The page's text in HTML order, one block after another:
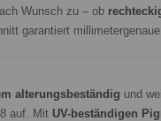
Wunsch zu – ob
garantiert
alterungsbeständig und
auf. Mit UV-beständigen